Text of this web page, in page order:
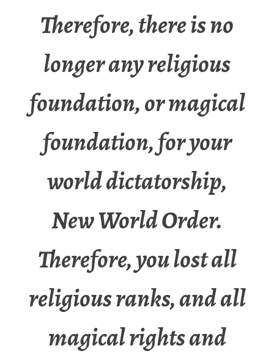
Therefore, there is no
longer any religious
foundation, or magical
foundation, for your
world dictatorship,
New World Order.
Therefore, you lost all
religious ranks, and all
magical rights and